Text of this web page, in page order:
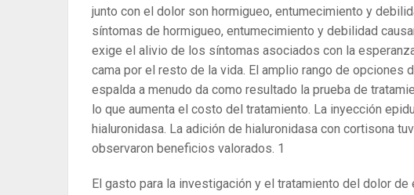
junto con el dolor son hormigueo, entumecimiento y
síntomas de hormigueo, entumecimiento y debilidad
exige el alivio de los síntomas asociados con la
cama por el resto de la vida. El amplio rango de opciones
espalda a menudo da como resultado la prueba de
lo que aumenta el costo del tratamiento. La inyección
hialuronidasa. La adición de hialuronidasa con cortisona
observaron beneficios valorados. 1
El gasto para la investigación y el tratamiento del dolor